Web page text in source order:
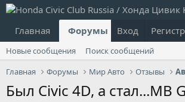
Главная Форумы Что нового?
Вход
Новые сообщения
Поиск сообщений
Главная
Форумы Мир Авто Отзывы
Был Civic 4D, а стал...MB